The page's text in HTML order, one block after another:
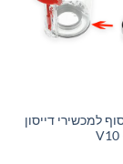
למכשירי דייסון
V10